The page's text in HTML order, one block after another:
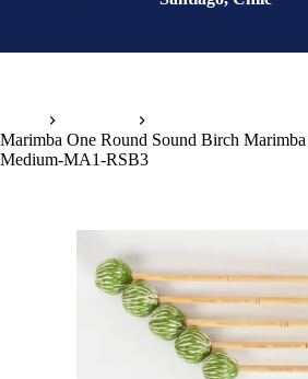
Marimba One Round Sound Birch
Medium-MA1-RSB3